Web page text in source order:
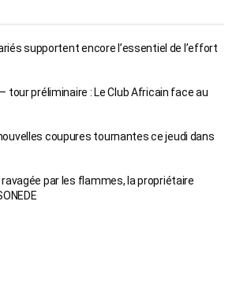
supportent encore l’essentiel de l’effort
tour préliminaire : Le Club Africain face au
coupures tournantes ce jeudi dans
ravagée par les flammes, la propriétaire